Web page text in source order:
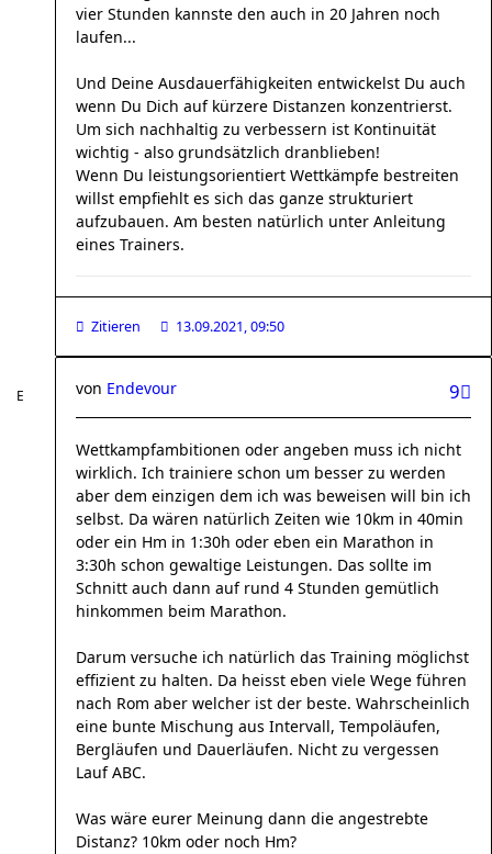
vier Stunden kannste den auch in 20 Jahren noch
laufen...
Und Deine Ausdauerfähigkeiten entwickelst Du auch
wenn Du Dich auf kürzere Distanzen konzentrierst.
Um sich nachhaltig zu verbessern ist Kontinuität
wichtig - also grundsätzlich dranblieben!
Wenn Du leistungsorientiert Wettkämpfe bestreiten
willst empfiehlt es sich das ganze strukturiert
aufzubauen. Am besten natürlich unter Anleitung
eines Trainers.
Zitieren 13.09.2021, 09:50
9
von Endevour
Wettkampfambitionen oder angeben muss ich nicht
wirklich. Ich trainiere schon um besser zu werden
aber dem einzigen dem ich was beweisen will bin ich
selbst. Da wären natürlich Zeiten wie 10km in 40min
oder ein Hm in 1:30h oder eben ein Marathon in
3:30h schon gewaltige Leistungen. Das sollte im
Schnitt auch dann auf rund 4 Stunden gemütlich
hinkommen beim Marathon.
Darum versuche ich natürlich das Training möglichst
effizient zu halten. Da heisst eben viele Wege führen
nach Rom aber welcher ist der beste. Wahrscheinlich
eine bunte Mischung aus Intervall, Tempoläufen,
Bergläufen und Dauerläufen. Nicht zu vergessen
Lauf ABC.
Was wäre eurer Meinung dann die angestrebte
Distanz? 10km oder noch Hm?